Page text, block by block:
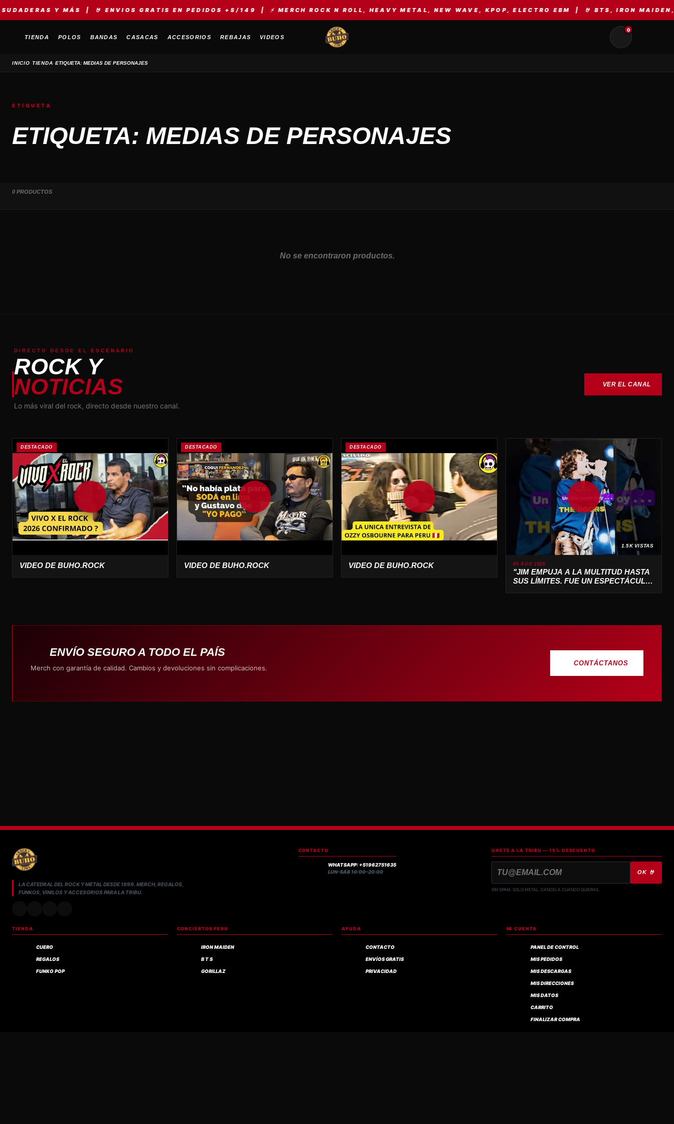
Y MÁS | 🤘 ENVIOS GRATIS EN PEDIDOS +S/149 | ⚡ MERCH ROCK N ROLL, HEAVY METAL, NEW WAVE, KPOP, ELECTRO EBM | 🤘 BTS, IRON MAIDEN,
TIENDA POLOS BANDAS CASACAS ACCESORIOS REBAJAS VIDEOS
0
INICIO›TIENDA›ETIQUETA: MEDIAS DE PERSONAJES
ETIQUETA
ETIQUETA: MEDIAS DE PERSONAJES
0 PRODUCTOS
No se encontraron productos.
DIRECTO DESDE EL ESCENARIO
ROCK Y
NOTICIAS
Lo más viral del rock, directo desde nuestro canal.
VER EL CANAL
DESTACADO
VIDEO DE BUHO.ROCK
DESTACADO
VIDEO DE BUHO.ROCK
DESTACADO
VIDEO DE BUHO.ROCK
1.5K VISTAS
05 AGO 2026
"JIM EMPUJA A LA MULTITUD HASTA
SUS LÍMITES. FUE UN ESPECTÁCULO
ENVÍO SEGURO A TODO EL PAÍS
Merch con garantía de calidad. Cambios y devoluciones sin complicaciones.
CONTÁCTANOS
LA CATEDRAL DEL ROCK Y METAL DESDE 1999. MERCH, REGALOS,
FUNKOS, VINILOS Y ACCESORIOS PARA LA TRIBU.
CONTACTO
WHATSAPP: +51962751635
LUN–SÁB 10:00–20:00
ÚNETE A LA TRIBU — 15% DESCUENTO
OK 🤘
SIN SPAM. SOLO METAL. CANCELA CUANDO QUIERAS.
TIENDA
CUERO
REGALOS
FUNKO POP
CONCIERTOS PERU
IRON MAIDEN
B T S
GORILLAZ
AYUDA
CONTACTO
ENVÍOS GRATIS
PRIVACIDAD
MI CUENTA
PANEL DE CONTROL
MIS PEDIDOS
MIS DESCARGAS
MIS DIRECCIONES
MIS DATOS
CARRITO
FINALIZAR COMPRA